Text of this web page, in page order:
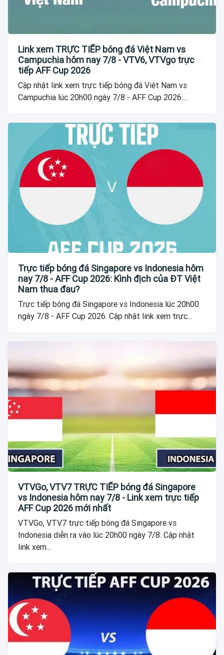
Link xem TRỰC TIẾP bóng đá Việt Nam vs
Campuchia hôm nay 7/8 - VTV6, VTVgo trực
tiếp AFF Cup 2026
Cập nhật link xem trực tiếp bóng đá Việt Nam vs
Campuchia lúc 20h00 ngày 7/8 - AFF Cup 2026....
Trực tiếp bóng đá Singapore vs Indonesia hôm
nay 7/8 - AFF Cup 2026: Kình địch của ĐT Việt
Nam thua đau?
Trực tiếp bóng đá Singapore vs Indonesia lúc 20h00
ngày 7/8 - AFF Cup 2026. Cập nhật link xem trực...
VTVGo, VTV7 TRỰC TIẾP bóng đá Singapore
vs Indonesia hôm nay 7/8 - Link xem trực tiếp
AFF Cup 2026 mới nhất
VTVGo, VTV7 trực tiếp bóng đá Singapore vs
Indonesia diễn ra vào lúc 20h00 ngày 7/8. Cập nhật
link xem...